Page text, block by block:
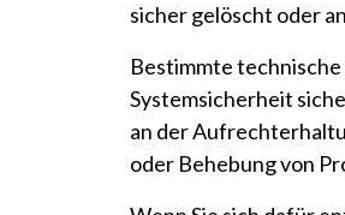
sicher gelöscht oder
Bestimmte
Systemsicherheit
an der
oder Behebung von